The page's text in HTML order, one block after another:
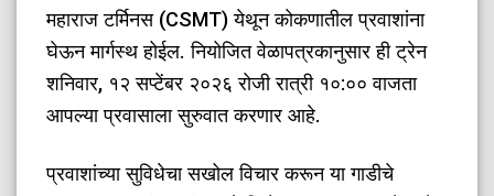
महाराज टर्मिनस (CSMT) येथून कोकणातील प्रवाशांना
घेऊन मार्गस्थ होईल. नियोजित वेळापत्रकानुसार ही ट्रेन
शनिवार, १२ सप्टेंबर २०२६ रोजी रात्री १०:०० वाजता
आपल्या प्रवासाला सुरुवात करणार आहे.
​प्रवाशांच्या सुविधेचा सखोल विचार करून या गाडीचे